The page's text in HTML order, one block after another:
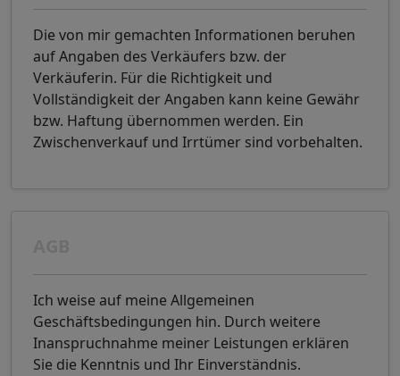
Die von mir gemachten Informationen beruhen
auf Angaben des Verkäufers bzw. der
Verkäuferin. Für die Richtigkeit und
Vollständigkeit der Angaben kann keine Gewähr
bzw. Haftung übernommen werden. Ein
Zwischenverkauf und Irrtümer sind vorbehalten.
Ich weise auf meine Allgemeinen
Geschäftsbedingungen hin. Durch weitere
Inanspruchnahme meiner Leistungen erklären
Sie die Kenntnis und Ihr Einverständnis.